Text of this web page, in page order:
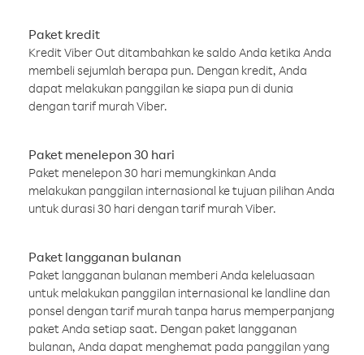
Paket kredit
Kredit Viber Out ditambahkan ke saldo Anda ketika Anda
membeli sejumlah berapa pun. Dengan kredit, Anda
dapat melakukan panggilan ke siapa pun di dunia
dengan tarif murah Viber.
Paket menelepon 30 hari
Paket menelepon 30 hari memungkinkan Anda
melakukan panggilan internasional ke tujuan pilihan Anda
untuk durasi 30 hari dengan tarif murah Viber.
Paket langganan bulanan
Paket langganan bulanan memberi Anda keleluasaan
untuk melakukan panggilan internasional ke landline dan
ponsel dengan tarif murah tanpa harus memperpanjang
paket Anda setiap saat. Dengan paket langganan
bulanan, Anda dapat menghemat pada panggilan yang